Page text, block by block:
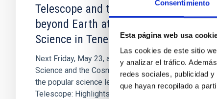
Consentimiento
Esta página web usa
Las cookies de este sitio
y analizar el tráfico.
redes sociales, publicidad
que hayan recopilado a
Telescope and the search for life
beyond Earth at the Museum of
Science in Tenerife
Next Friday, May 23, at 17:30, the Museum of
Science and the Cosmos of Tenerife will host
the popular science lecture "The James Webb
Telescope: Highlights and...